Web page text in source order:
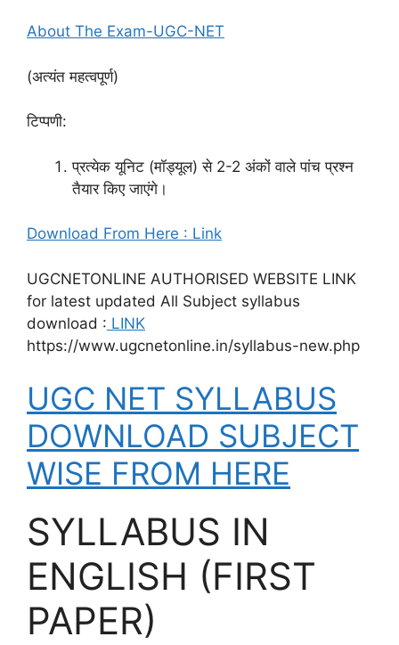
About The Exam-UGC-NET
(अत्यंत महत्वपूर्ण)
टिप्पणी:
प्रत्येक यूनिट (मॉड्यूल) से 2-2 अंकों वाले पांच प्रश्न
तैयार किए जाएंगे।
Download From Here : Link
UGCNETONLINE AUTHORISED WEBSITE LINK
for latest updated All Subject syllabus
download : LINK
https://www.ugcnetonline.in/syllabus-new.php
UGC NET SYLLABUS
DOWNLOAD SUBJECT
WISE FROM HERE
SYLLABUS IN
ENGLISH (FIRST
PAPER)